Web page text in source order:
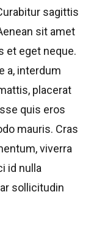
sagittis
sit amet
et eget neque.
a, interdum
placerat
quis eros
mauris. Cras
viverra
id nulla
sollicitudin